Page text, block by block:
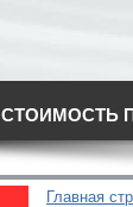
СТОИМОСТЬ
Главная